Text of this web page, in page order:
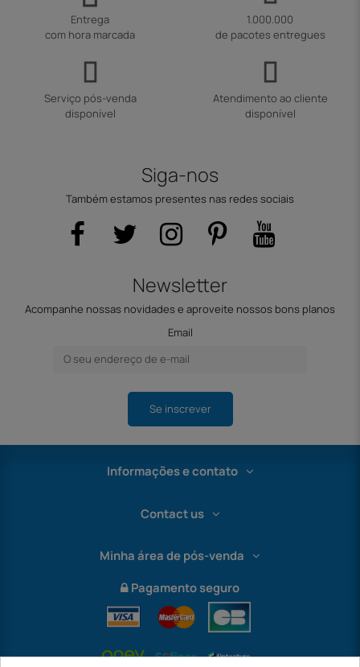
Entrega
com hora marcada
1.000.000
de pacotes entregues
Serviço pós-venda
disponível
Atendimento ao cliente
disponível
Siga-nos
Também estamos presentes nas redes sociais
Newsletter
Acompanhe nossas novidades e aproveite nossos bons planos
Email
Se inscrever
Informações e contato
Contact us
Minha área de pós-venda
Pagamento seguro